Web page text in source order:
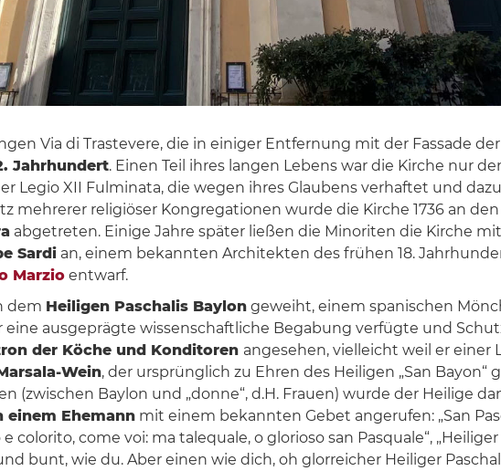
Via di Trastevere, die in einiger Entfernung mit der Fassade
Jahrhundert. Einen Teil ihres langen Lebens war die Kirche nur
Legio XII Fulminata, die wegen ihres Glaubens verhaftet und
mehrerer religiöser Kongregationen wurde die Kirche 1736 an den
abgetreten. Einige Jahre später ließen die Minoriten die Kirche
Sardian, einem bekannten Architekten des frühen 18.
Marzioentwarf.
dem Heiligen Paschalis Baylongeweiht, einem spanischen
ausgeprägte wissenschaftliche Begabung verfügte und
der Köche und Konditoren angesehen, vielleicht weil er
Wein, der ursprünglich zu Ehren des Heiligen „San
(zwischen Baylon und „donne“, d.H. Frauen) wurde der Heilige
einem Ehemannmit einem bekannten Gebet angerufen: „San
come voi: ma talequale, o glorioso san Pasquale“,
bunt, wie du. Aber einen wie dich, oh glorreicher Heiliger